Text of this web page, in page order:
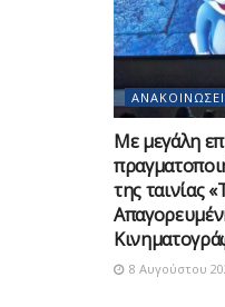
Με μεγάλη
της ταινίας
8 Αυγούστου